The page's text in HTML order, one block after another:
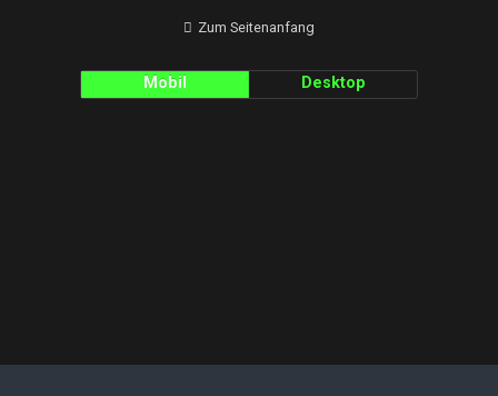
Zum Seitenanfang
Mobil Desktop